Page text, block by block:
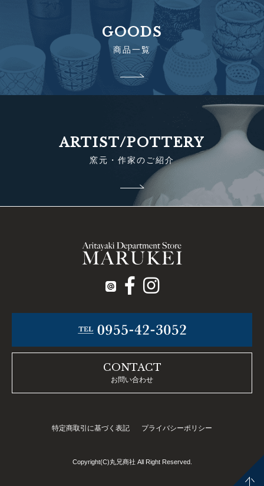
GOODS
商品一覧
ARTIST/POTTERY
窯元・作家のご紹介
CONTACT
お問い合わせ
特定商取引に基づく表記 プライバシーポリシー
Copyright(C)丸兄商社 All Right Reserved.